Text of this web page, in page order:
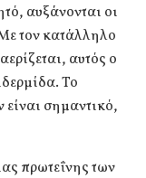
αυξάνονται οι
τον κατάλληλο
αυτός ο
Το
σημαντικό,
πρωτεΐνης των